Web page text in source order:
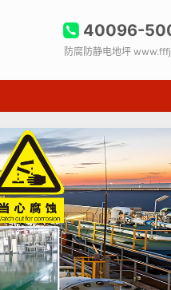
40096-
防腐防静电地坪